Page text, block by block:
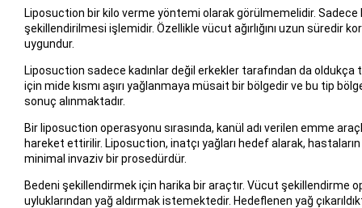
Liposuction bir kilo verme yöntemi olarak görülmemelidir. Sadece
şekillendirilmesi işlemidir. Özellikle vücut ağırlığını uzun süredir
uygundur.
Liposuction sadece kadınlar değil erkekler tarafından da
için mide kısmı aşırı yağlanmaya müsait bir bölgedir ve bu tip
sonuç alınmaktadır.
Bir liposuction operasyonu sırasında, kanül adı verilen emme
hareket ettirilir. Liposuction, inatçı yağları hedef alarak,
minimal invaziv bir prosedürdür.
Bedeni şekillendirmek için harika bir araçtır. Vücut şekillendirme
uyluklarından yağ aldırmak istemektedir. Hedeflenen yağ